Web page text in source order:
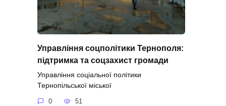
Управління соцполітики Тернополя:
підтримка та соцзахист громади
Управління соціальної політики
Тернопільської міської
0 51